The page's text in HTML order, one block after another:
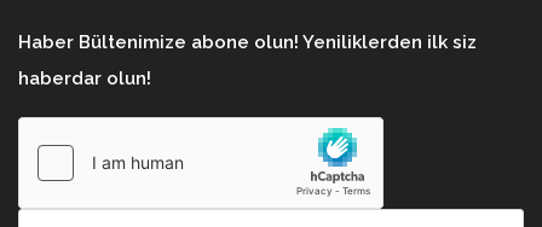
Haber Bültenimize abone olun! Yeniliklerden ilk siz
haberdar olun!